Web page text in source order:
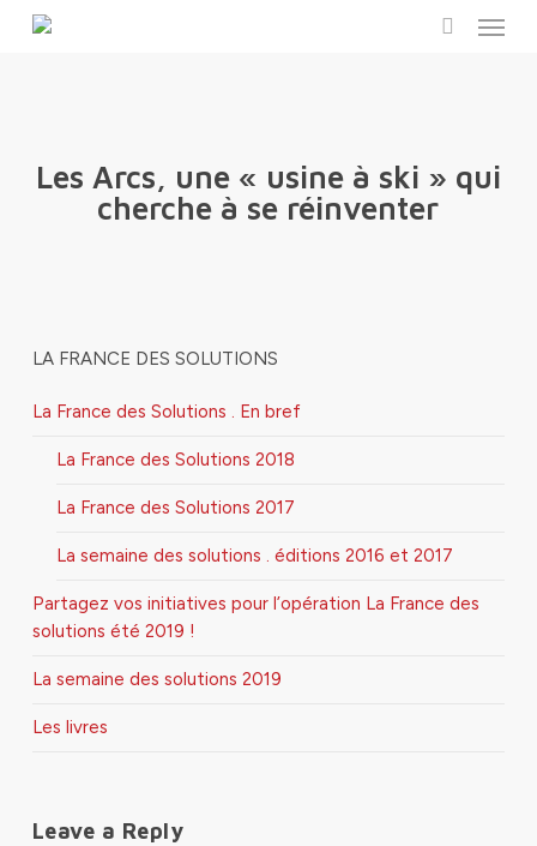
Menu
Les Arcs, une « usine à ski » qui
cherche à se réinventer
LA FRANCE DES SOLUTIONS
La France des Solutions . En bref
La France des Solutions 2018
La France des Solutions 2017
La semaine des solutions . éditions 2016 et 2017
Partagez vos initiatives pour l’opération La France des
solutions été 2019 !
La semaine des solutions 2019
Les livres
Leave a Reply